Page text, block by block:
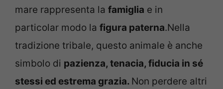
mare rappresenta la famiglia e in
particolar modo la figura paterna.Nella
tradizione tribale, questo animale è anche
simbolo di pazienza, tenacia, fiducia in sé
stessi ed estrema grazia. Non perdere altri